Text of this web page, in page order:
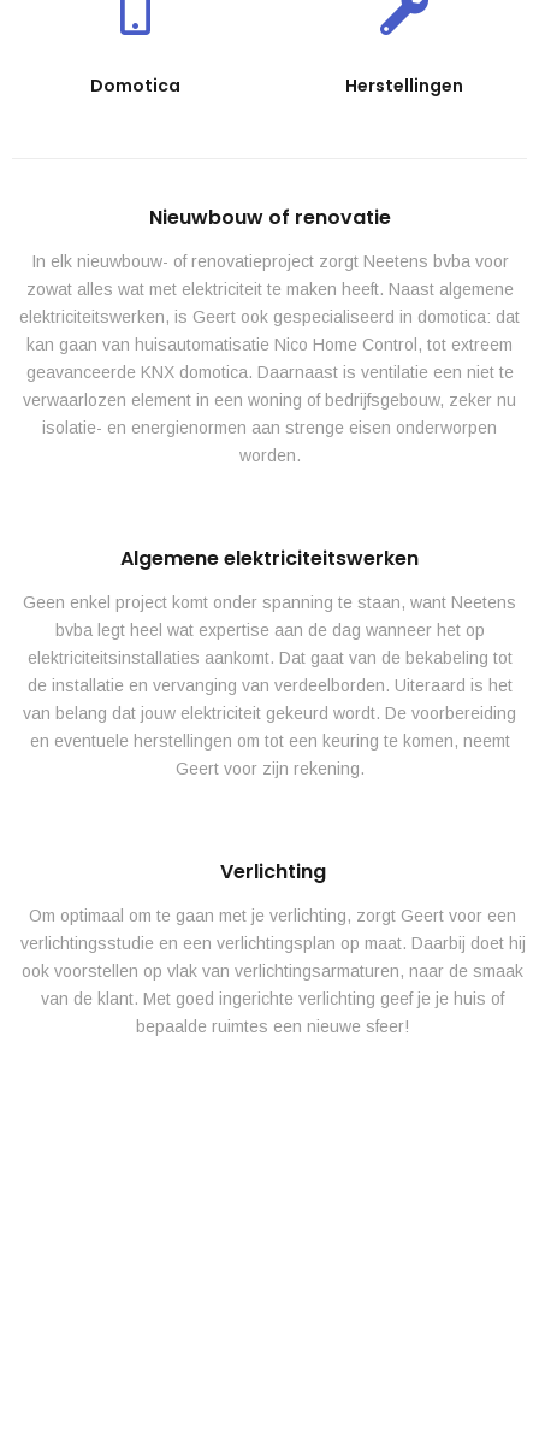
Domotica Herstellingen
Nieuwbouw of renovatie
In elk nieuwbouw- of renovatieproject zorgt Neetens bvba voor
zowat alles wat met elektriciteit te maken heeft. Naast algemene
elektriciteitswerken, is Geert ook gespecialiseerd in domotica: dat
kan gaan van huisautomatisatie Nico Home Control, tot extreem
geavanceerde KNX domotica. Daarnaast is ventilatie een niet te
verwaarlozen element in een woning of bedrijfsgebouw, zeker nu
isolatie- en energienormen aan strenge eisen onderworpen
worden.
Algemene elektriciteitswerken
Geen enkel project komt onder spanning te staan, want Neetens
bvba legt heel wat expertise aan de dag wanneer het op
elektriciteitsinstallaties aankomt. Dat gaat van de bekabeling tot
de installatie en vervanging van verdeelborden. Uiteraard is het
van belang dat jouw elektriciteit gekeurd wordt. De voorbereiding
en eventuele herstellingen om tot een keuring te komen, neemt
Geert voor zijn rekening.
Verlichting
Om optimaal om te gaan met je verlichting, zorgt Geert voor een
verlichtingsstudie en een verlichtingsplan op maat. Daarbij doet hij
ook voorstellen op vlak van verlichtingsarmaturen, naar de smaak
van de klant. Met goed ingerichte verlichting geef je je huis of
bepaalde ruimtes een nieuwe sfeer!